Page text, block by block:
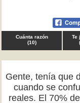
Cuánta razón
(10)
Te
(
Gente, tenía que
cuando se
reales. El 70%